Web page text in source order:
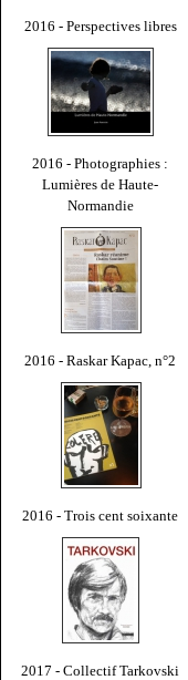
2016 - Perspectives libres
2016 - Photographies :
Lumières de Haute-
Normandie
2016 - Raskar Kapac, n°2
2016 - Trois cent soixante
2017 - Collectif Tarkovski